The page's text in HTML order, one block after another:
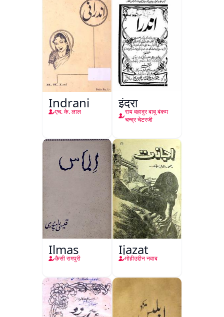
Indrani
एच. के. लाल
इंद्रा
राय बहादुर बाबू बंकम
चन्द्र चेटरजी
Ilmas
क़ैसी रामपुरी
Ijazat
मोहीउद्दीन नवाब